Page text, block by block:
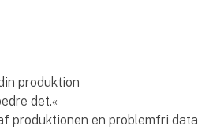
produktion
det.«
produktionen en problemfri